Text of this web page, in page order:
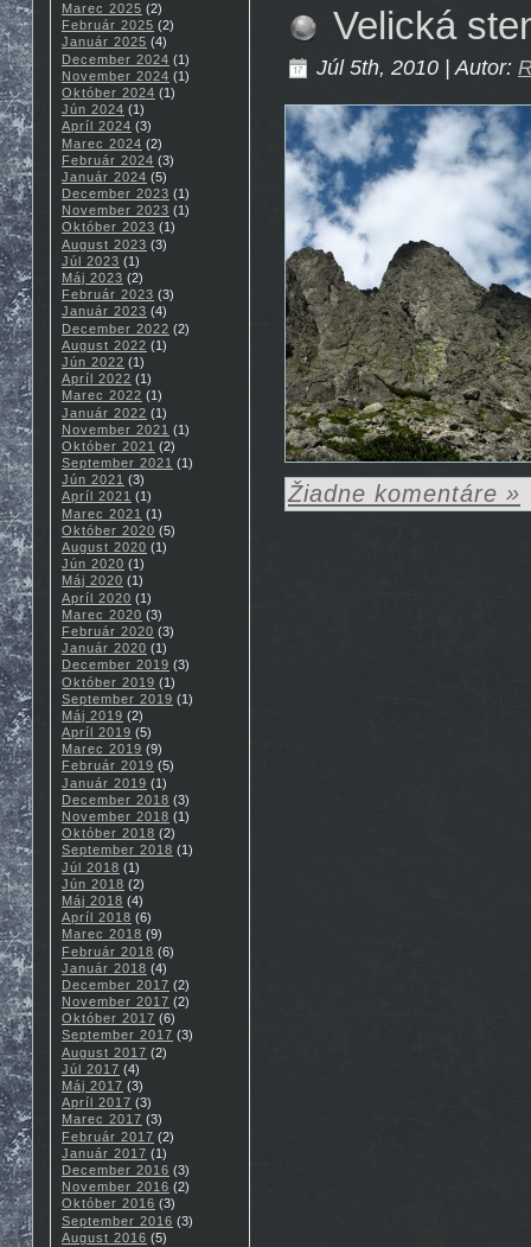
Marec 2025 (2)
Február 2025 (2)
Január 2025 (4)
December 2024 (1)
November 2024 (1)
Október 2024 (1)
Jún 2024 (1)
Apríl 2024 (3)
Marec 2024 (2)
Február 2024 (3)
Január 2024 (5)
December 2023 (1)
November 2023 (1)
Október 2023 (1)
August 2023 (3)
Júl 2023 (1)
Máj 2023 (2)
Február 2023 (3)
Január 2023 (4)
December 2022 (2)
August 2022 (1)
Jún 2022 (1)
Apríl 2022 (1)
Marec 2022 (1)
Január 2022 (1)
November 2021 (1)
Október 2021 (2)
September 2021 (1)
Jún 2021 (3)
Apríl 2021 (1)
Marec 2021 (1)
Október 2020 (5)
August 2020 (1)
Jún 2020 (1)
Máj 2020 (1)
Apríl 2020 (1)
Marec 2020 (3)
Február 2020 (3)
Január 2020 (1)
December 2019 (3)
Október 2019 (1)
September 2019 (1)
Máj 2019 (2)
Apríl 2019 (5)
Marec 2019 (9)
Február 2019 (5)
Január 2019 (1)
December 2018 (3)
November 2018 (1)
Október 2018 (2)
September 2018 (1)
Júl 2018 (1)
Jún 2018 (2)
Máj 2018 (4)
Apríl 2018 (6)
Marec 2018 (9)
Február 2018 (6)
Január 2018 (4)
December 2017 (2)
November 2017 (2)
Október 2017 (6)
September 2017 (3)
August 2017 (2)
Júl 2017 (4)
Máj 2017 (3)
Apríl 2017 (3)
Marec 2017 (3)
Február 2017 (2)
Január 2017 (1)
December 2016 (3)
November 2016 (2)
Október 2016 (3)
September 2016 (3)
August 2016 (5)
Velická
Júl 5th, 2010 | Autor:
Žiadne komentáre »